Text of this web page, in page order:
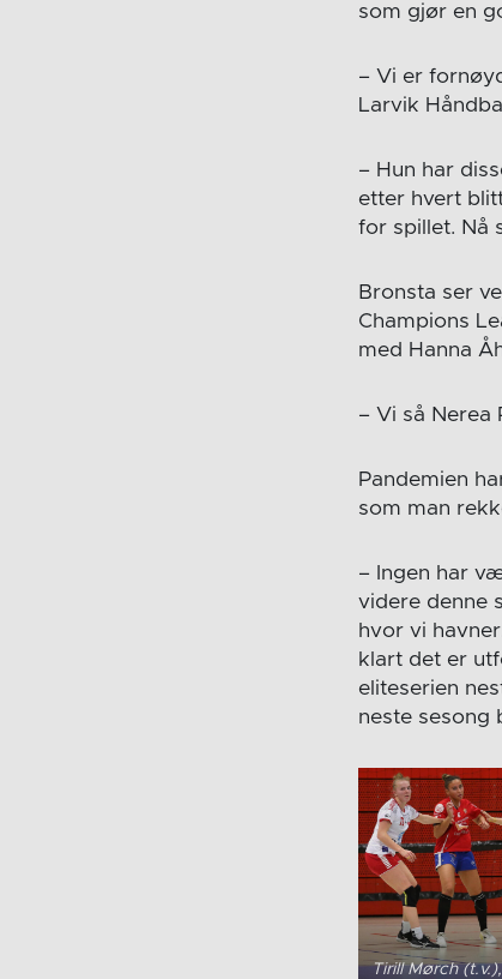
som gjør en
– Vi er
Larvik
– Hun har
etter hvert
for spillet. Nå
Bronsta ser
Champions
med Hanna
– Vi så Nerea
Pandemien
som man
– Ingen har
videre denne
hvor vi
klart det er
eliteserien
neste sesong
Tirill Mørch